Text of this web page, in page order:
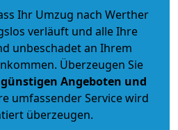
Ihr Umzug nach Werther
verläuft und alle Ihre
unbeschadet an Ihrem
Überzeugen Sie
günstigen Angeboten und
umfassender Service wird
überzeugen.